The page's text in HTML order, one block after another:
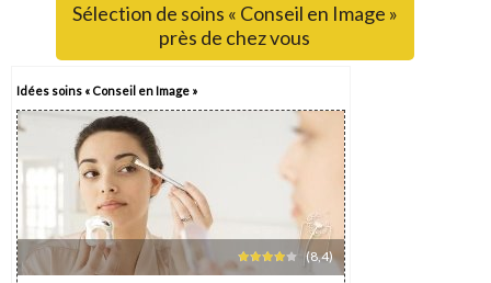
Sélection de soins « Conseil en Image »
près de chez vous
Idées soins « Conseil en Image »
(8,4)